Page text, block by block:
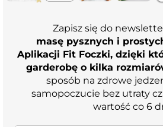
Zapisz się do
masę pysznych i
Aplikacji Fit Foczki, dzięki
garderobę o kilka
sposób na zdrowe
samopoczucie bez utraty
wartość co 6